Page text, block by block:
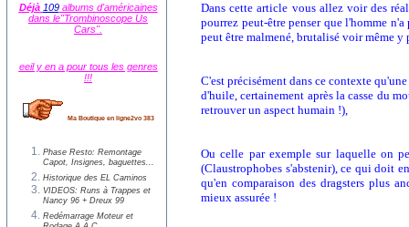
Déjà 109albums d'américaines
dans le"Trombinoscope Us
Cars".
eeil y en a pour tous les genres
!!!
Ma Boutique en ligne2vo 383
Phase Resto: Remontage
Capot, Insignes, baguettes...
Historique des EL Caminos
VIDEOS: Runs à Trappes et
Nancy 96 + Dreux 99
Redémarrage Moteur et
Dans cette article vous allez voir des
pourrez peut-être penser que l'homme
peut être malmené, brutalisé voir même y
C'est précisément dans ce contexte
d'huile, certainement après la casse du
retrouver un aspect humain !),
Ou celle par exemple sur laquelle on
(Claustrophobes s'abstenir), ce qui doit
qu'en comparaison des dragsters plus
mieux assurée !